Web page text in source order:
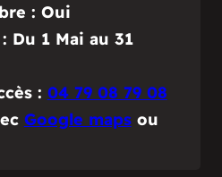
: Oui
Du 1 Mai au 31
: 04 79 08 79 08
Google mapsou